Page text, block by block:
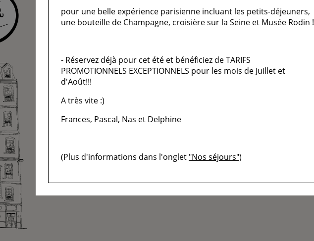
‹ RETOUR AUX ARTICLES
pour une belle expérience parisienne incluant les petits-déjeuners,
une bouteille de Champagne, croisière sur la Seine et Musée Rodin !
- Réservez déjà pour cet été et bénéficiez de TARIFS
PROMOTIONNELS EXCEPTIONNELS pour les mois de Juillet et
d'Août!!!
A très vite :)
Frances, Pascal, Nas et Delphine
(Plus d'informations dans l'onglet "Nos séjours")